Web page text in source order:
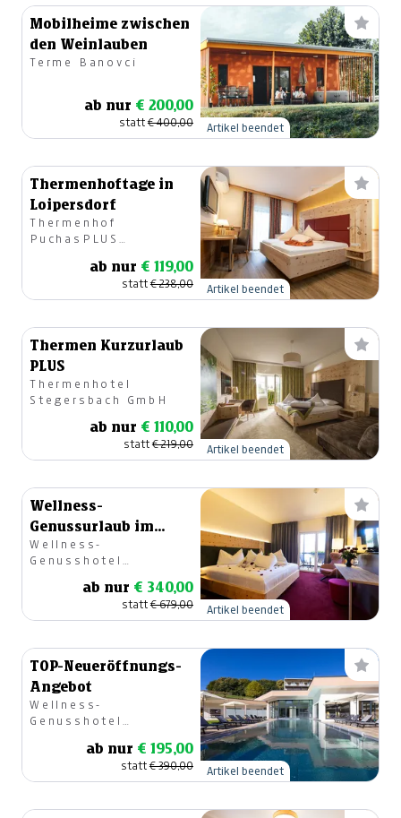
Mobilheime zwischen
den Weinlauben
Terme Banovci
ab nur € 200,00
statt€ 400,00 Artikel beendet
Thermenhoftage in
Loipersdorf
Thermenhof
PuchasPLUS
ab nur € 119,00
statt€ 238,00 Artikel beendet
Thermen Kurzurlaub
PLUS
Thermenhotel
Stegersbach GmbH
ab nur € 110,00
statt€ 219,00 Artikel beendet
Wellness-
Genussurlaub im
PuchasPLUS Kukmirn
| ADULTS ONLY
Wellness-
Genusshotel
ab nur € 340,00
statt€ 679,00 Artikel beendet
TOP-Neueröffnungs-
Angebot
Wellness-
Genusshotel
ab nur € 195,00
statt€ 390,00 Artikel beendet